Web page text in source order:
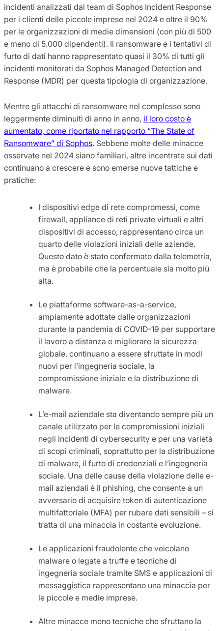
incidenti analizzati dal team di Sophos Incident Response
per i clienti delle piccole imprese nel 2024 e oltre il 90%
per le organizzazioni di medie dimensioni (con più di 500
e meno di 5.000 dipendenti). Il ransomware e i tentativi di
furto di dati hanno rappresentato quasi il 30% di tutti gli
incidenti monitorati da Sophos Managed Detection and
Response (MDR) per questa tipologia di organizzazione.
Mentre gli attacchi di ransomware nel complesso sono
leggermente diminuiti di anno in anno, il loro costo è
aumentato, come riportato nel rapporto “The State of
Ransomware” di Sophos. Sebbene molte delle minacce
osservate nel 2024 siano familiari, altre incentrate sui dati
continuano a crescere e sono emerse nuove tattiche e
pratiche:
I dispositivi edge di rete compromessi, come
firewall, appliance di reti private virtuali e altri
dispositivi di accesso, rappresentano circa un
quarto delle violazioni iniziali delle aziende.
Questo dato è stato confermato dalla telemetria,
ma è probabile che la percentuale sia molto più
alta.
Le piattaforme software-as-a-service,
ampiamente adottate dalle organizzazioni
durante la pandemia di COVID-19 per supportare
il lavoro a distanza e migliorare la sicurezza
globale, continuano a essere sfruttate in modi
nuovi per l’ingegneria sociale, la
compromissione iniziale e la distribuzione di
malware.
L’e-mail aziendale sta diventando sempre più un
canale utilizzato per le compromissioni iniziali
negli incidenti di cybersecurity e per una varietà
di scopi criminali, soprattutto per la distribuzione
di malware, il furto di credenziali e l’ingegneria
sociale. Una delle cause della violazione delle e-
mail aziendali è il phishing, che consente a un
avversario di acquisire token di autenticazione
multifattoriale (MFA) per rubare dati sensibili – si
tratta di una minaccia in costante evoluzione.
Le applicazioni fraudolente che veicolano
malware o legate a truffe e tecniche di
ingegneria sociale tramite SMS e applicazioni di
messaggistica rappresentano una minaccia per
le piccole e medie imprese.
Altre minacce meno tecniche che sfruttano la